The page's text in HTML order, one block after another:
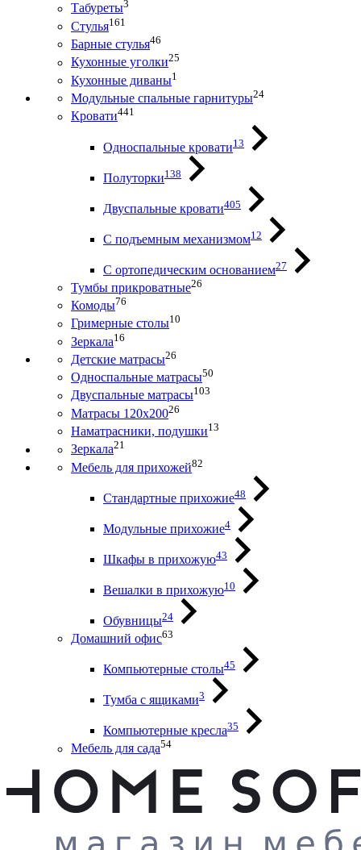
Табуреты3
Стулья161
Барные стулья46
Кухонные уголки25
Кухонные диваны1
Модульные спальные гарнитуры24
Кровати441
Односпальные кровати13
Полуторки138
Двуспальные кровати405
С подъемным механизмом12
С ортопедическим основанием27
Тумбы прикроватные26
Комоды76
Гримерные столы10
Зеркала16
Детские матрасы26
Односпальные матрасы50
Двуспальные матрасы103
Матрасы 120х20026
Наматрасники, подушки13
Зеркала21
Мебель для прихожей82
Стандартные прихожие48
Модульные прихожие4
Шкафы в прихожую43
Вешалки в прихожую10
Обувницы24
Домашний офис63
Компьютерные столы45
Тумба с ящиками3
Компьютерные кресла35
Мебель для сада54